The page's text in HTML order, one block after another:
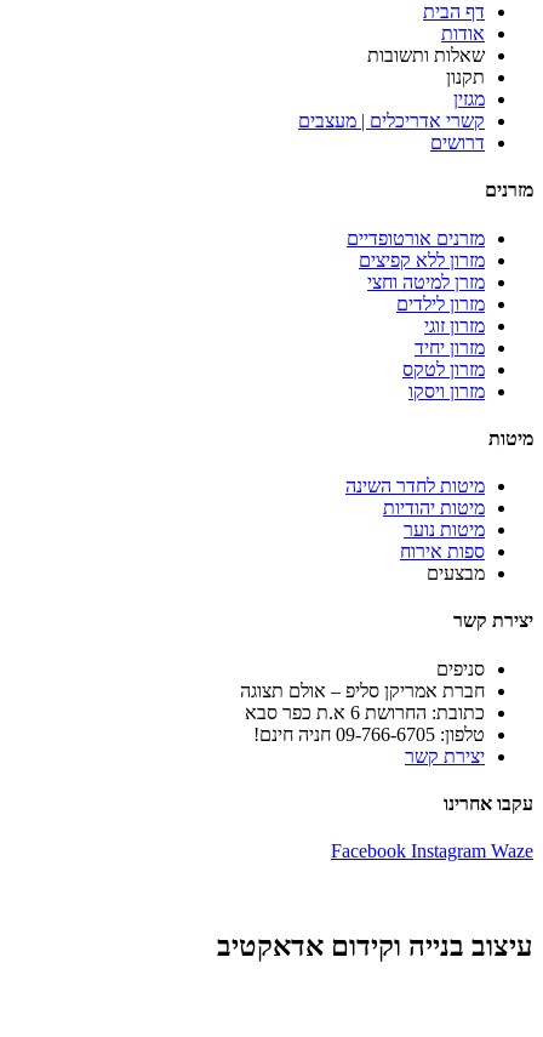
דף הבית
אודות
שאלות ותשובות
תקנון
מגזין
קשרי אדריכלים | מעצבים
דרושים
מזרנים
מזרנים אורטופדיים
מזרון ללא קפיצים
מזרן למיטה וחצי
מזרון לילדים
מזרון זוגי
מזרון יחיד
מזרון לטקס
מזרון ויסקו
מיטות
מיטות לחדר השינה
מיטות יהודיות
מיטות נוער
ספות אירוח
מבצעים
יצירת קשר
סניפים
חברת אמריקן סליפ – אולם תצוגה
כתובת: החרושת 6 א.ת כפר סבא
טלפון: 09-766-6705 חניה חינם!
יצירת קשר
עקבו אחרינו
Facebook Instagram Waze
עיצוב בנייה וקידום אדאקטיב